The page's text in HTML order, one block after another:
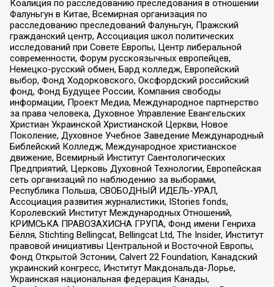
Коалиция по расследованию преследования в отношении
Фалуньгун в Китае, Всемирная организация по
расследованию преследований Фалуньгун, Пражский
гражданский центр, Ассоциация школ политических
исследований при Совете Европы, Центр либеральной
современности, Форум русскоязычных европейцев,
Немецко-русский обмен, Бард колледж, Европейский
выбор, Фонд Ходорковского, Оксфордский российский
фонд, Фонд Будущее России, Компания свободы
информации, Проект Медиа, Международное партнерство
за права человека, Духовное Управление Евангельских
Христиан Украинской Христианской Церкви, Новое
Поколение, Духовное Учебное Заведение Международный
Библейский Колледж, Международное христианское
движение, Всемирный Институт Саентологических
Предприятий, Церковь Духовной Технологии, Европейская
сеть организаций по наблюдению за выборами,
Республика Польша, СВОБОДНЫЙ ИДЕЛЬ-УРАЛ,
Ассоциация развития журналистики, IStories fonds,
Королевский Институт Международных Отношений,
КРИМСЬКА ПРАВОЗАХИСНА ГРУПА, Фонд имени Генриха
Бёлля, Stichting Bellingcat, Bellingcat Ltd, The Insider, Институт
правовой инициативы Центральной и Восточной Европы,
Фонд Открытой Эстонии, Calvert 22 Foundation, Канадский
украинский конгресс, Институт Макдональда-Лорье,
Украинская национальная федерация Канады,